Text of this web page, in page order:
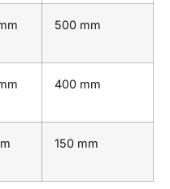
500 mm
400 mm
150 mm